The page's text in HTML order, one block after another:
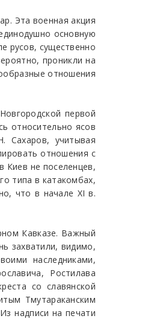
Эта военная акция
основную
русов, существенно
проникли на
отношения
первой
относительно ясов
Сахаров, учитывая
отношения с
Киев не поселенцев,
типа в катакомбах,
что в начале XI в.
Кавказе. Важный
захватили, видимо,
наследниками,
Ростилава
со славянской
Тмутараканским
надписи на печати